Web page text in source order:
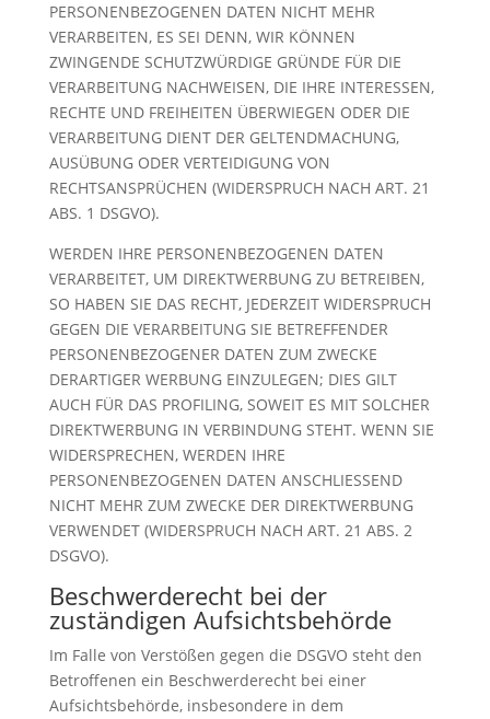
PERSONENBEZOGENEN DATEN NICHT MEHR
VERARBEITEN, ES SEI DENN, WIR KÖNNEN
ZWINGENDE SCHUTZWÜRDIGE GRÜNDE FÜR DIE
VERARBEITUNG NACHWEISEN, DIE IHRE INTERESSEN,
RECHTE UND FREIHEITEN ÜBERWIEGEN ODER DIE
VERARBEITUNG DIENT DER GELTENDMACHUNG,
AUSÜBUNG ODER VERTEIDIGUNG VON
RECHTSANSPRÜCHEN (WIDERSPRUCH NACH ART. 21
ABS. 1 DSGVO).
WERDEN IHRE PERSONENBEZOGENEN DATEN
VERARBEITET, UM DIREKTWERBUNG ZU BETREIBEN,
SO HABEN SIE DAS RECHT, JEDERZEIT WIDERSPRUCH
GEGEN DIE VERARBEITUNG SIE BETREFFENDER
PERSONENBEZOGENER DATEN ZUM ZWECKE
DERARTIGER WERBUNG EINZULEGEN; DIES GILT
AUCH FÜR DAS PROFILING, SOWEIT ES MIT SOLCHER
DIREKTWERBUNG IN VERBINDUNG STEHT. WENN SIE
WIDERSPRECHEN, WERDEN IHRE
PERSONENBEZOGENEN DATEN ANSCHLIESSEND
NICHT MEHR ZUM ZWECKE DER DIREKTWERBUNG
VERWENDET (WIDERSPRUCH NACH ART. 21 ABS. 2
DSGVO).
Beschwerde­recht bei der
zuständigen Aufsichts­behörde
Im Falle von Verstößen gegen die DSGVO steht den
Betroffenen ein Beschwerderecht bei einer
Aufsichtsbehörde, insbesondere in dem